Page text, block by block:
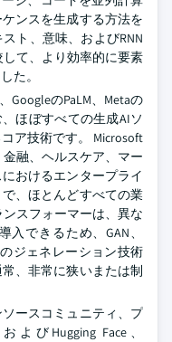
ンスを生成する方法を
ト、意味、およびRNN
して、より効率的に要素
た。
GoogleのPaLM、Metaの
ほぼすべての生成AIソ
ア技術です。 Microsoft
融、ヘルスケア、マー
おけるエンタープライ
、ほとんどすべての業
スフォーマーは、異な
できるため、GAN、
ジェネレーション技術
、非常に狭いまたは制
ースコミュニティ、プ
びHugging Face、